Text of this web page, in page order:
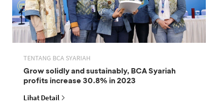
TENTANG BCA SYARIAH
Grow solidly and sustainably, BCA Syariah
profits increase 30.8% in 2023
Lihat Detail